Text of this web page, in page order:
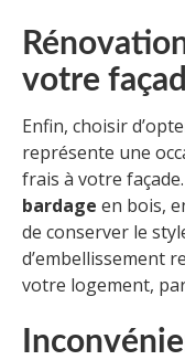
votre
Enfin, choisir
représente une
frais à votre
bardage en bois,
de conserver le
d’embellissement
votre logement,